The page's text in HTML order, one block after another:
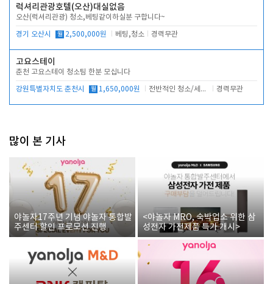
럭셔리관광호텔(오산)대실없음
오산(럭셔리관광) 청소,베팅같이하실분 구합니다~
경기 오산시 월 2,500,000원 베팅,청소 경력무관
고요스테이
춘천 고요스테이 청소팀 한분 모십니다
강원특별자치도 춘천시 월 1,650,000원 전반적인 청소/세탁업무 경력무관
많이 본 기사
야놀자17주년 기념 야놀자 통합발
주센터 할인 프로모션 진행
<야놀자 MRO, 숙박업소 위한 삼
성전자 가전제품 특가 개시>